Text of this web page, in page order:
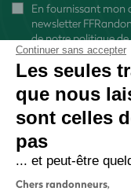
En fournissant mon
newsletter
denotre politique
Continuer sans accepter
Les seules
que nous
sont celles
pas
... et peut-être
Chers randonneurs,